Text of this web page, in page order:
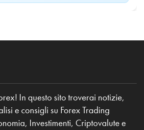
In questo sito troverai notizie,
e consigli su Forex Trading
Investimenti, Criptovalute e